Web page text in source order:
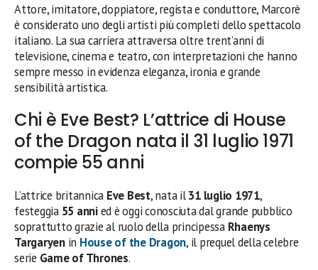
Attore, imitatore, doppiatore, regista e conduttore, Marcorè
è considerato uno degli artisti più completi dello spettacolo
italiano. La sua carriera attraversa oltre trent’anni di
televisione, cinema e teatro, con interpretazioni che hanno
sempre messo in evidenza eleganza, ironia e grande
sensibilità artistica.
Chi è Eve Best? L’attrice di House
of the Dragon nata il 31 luglio 1971
compie 55 anni
L’attrice britannica Eve Best, nata il31 luglio 1971,
festeggia 55 annied è oggi conosciuta dal grande pubblico
soprattutto grazie al ruolo della principessa Rhaenys
Targaryenin House of the Dragon, il prequel della celebre
serie Game of Thrones.